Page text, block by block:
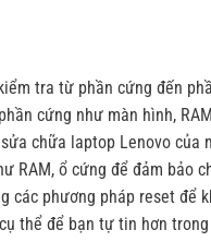
tra từ phần cứng đến
cứng như màn hình,
chữa laptop Lenovo
RAM, ổ cứng để đảm bảo
các phương pháp reset để
thể để bạn tự tin hơn